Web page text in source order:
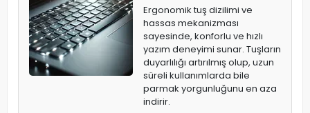
Ergonomik tuş dizilimi ve
hassas mekanizması
sayesinde, konforlu ve hızlı
yazım deneyimi sunar. Tuşların
duyarlılığı artırılmış olup, uzun
süreli kullanımlarda bile
parmak yorgunluğunu en aza
indirir.